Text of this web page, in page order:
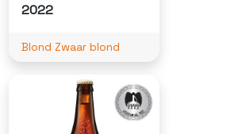
2022
Blond Zwaar blond